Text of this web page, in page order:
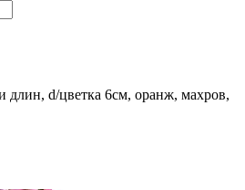
d/цветка 6см, оранж, махров,